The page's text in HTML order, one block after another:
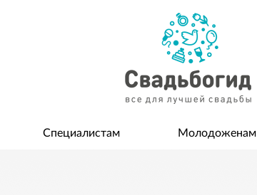
Специалистам Молодоженам